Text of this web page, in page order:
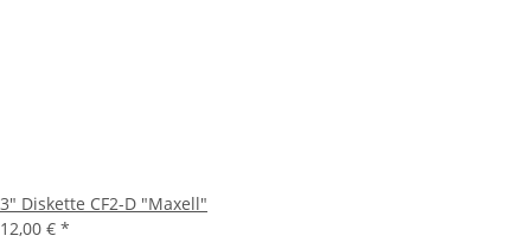
3" Diskette CF2-D "Maxell"
12,00 € *